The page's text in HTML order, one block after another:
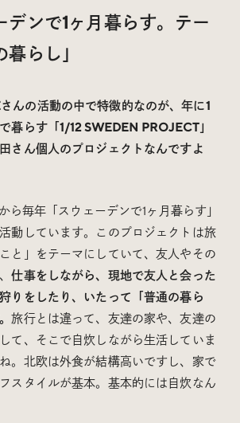
デンで1ヶ月暮らす。テー
らし」
んの活動の中で特徴的なのが、年に1
暮らす「1/12 SWEDEN PROJECT」
さん個人のプロジェクトなんですよ
ら毎年「スウェーデンで1ヶ月暮らす」
動しています。このプロジェクトは旅
と」をテーマにしていて、友人やその
仕事をしながら、現地で友人と会った
りをしたり、いたって「普通の暮ら
旅行とは違って、友達の家や、友達の
て、そこで自炊しながら生活していま
。北欧は外食が結構高いですし、家で
スタイルが基本。基本的には自炊なん